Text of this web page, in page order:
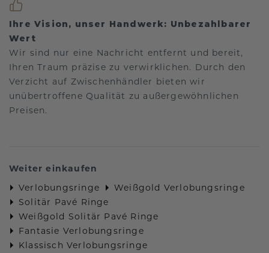
Ihre Vision, unser Handwerk: Unbezahlbarer
Wert
Wir sind nur eine Nachricht entfernt und bereit,
Ihren Traum präzise zu verwirklichen. Durch den
Verzicht auf Zwischenhändler bieten wir
unübertroffene Qualität zu außergewöhnlichen
Preisen.
Weiter einkaufen
Verlobungsringe
Weißgold Verlobungsringe
Solitär Pavé Ringe
Weißgold Solitär Pavé Ringe
Fantasie Verlobungsringe
Klassisch Verlobungsringe